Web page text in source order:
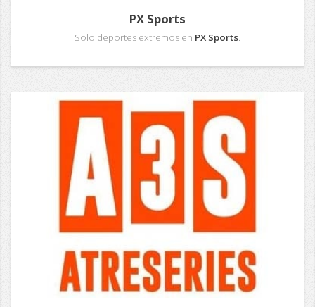
PX Sports
Solo deportes extremos en PX Sports.